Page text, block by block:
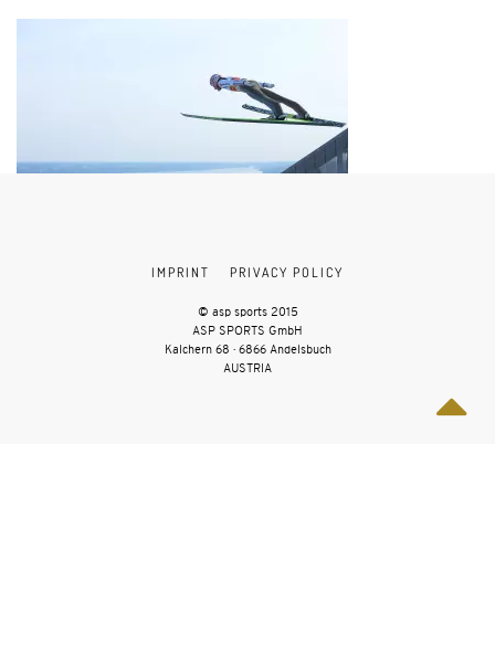
IMPRINT PRIVACY POLICY
© asp sports 2015
ASP SPORTS GmbH
Kalchern 68 · 6866 Andelsbuch
AUSTRIA